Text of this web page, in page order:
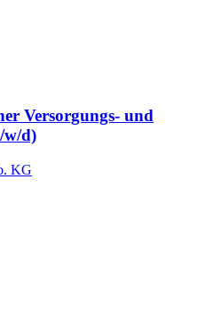
Versorgungs- und
w/d)
KG